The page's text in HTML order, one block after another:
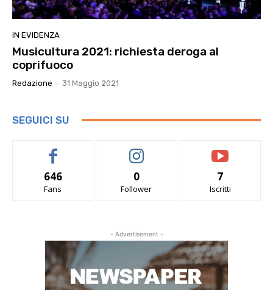
IN EVIDENZA
Musicultura 2021: richiesta deroga al
coprifuoco
Redazione - 31 Maggio 2021
SEGUICI SU
646
Fans
0
Follower
7
Iscritti
- Advertisement -